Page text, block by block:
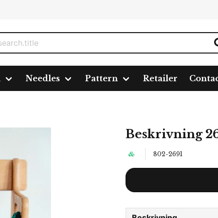
Needles Pattern Retailer
Beskrivning
802-2691